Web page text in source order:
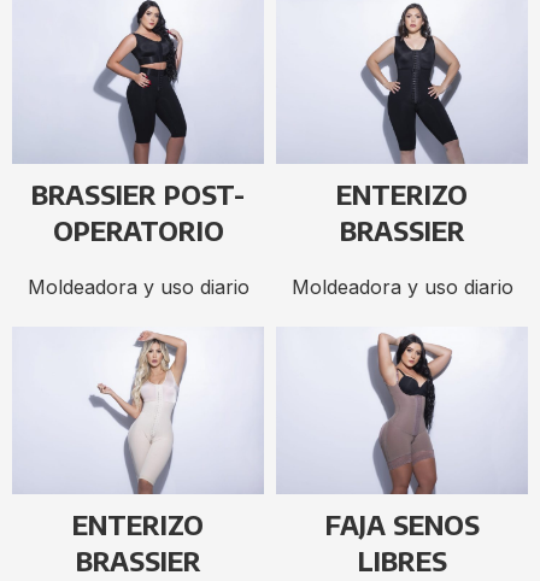
BRASSIER POST-
OPERATORIO
Moldeadora y uso diario
ENTERIZO
BRASSIER
Moldeadora y uso diario
ENTERIZO
BRASSIER
FAJA SENOS
LIBRES